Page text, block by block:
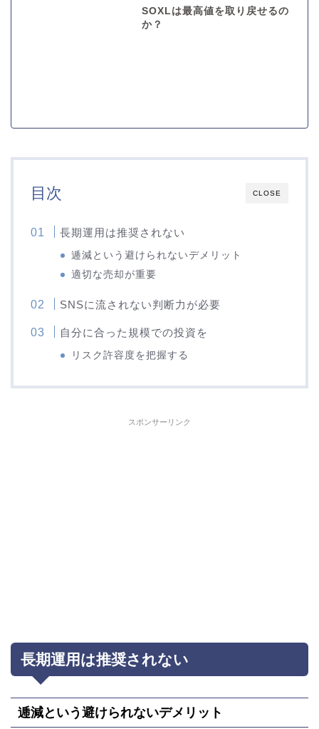
SOXLは最高値を取り戻せるの
か？
CLOSE
目次
長期運用は推奨されない
逓減という避けられないデメリット
適切な売却が重要
SNSに流されない判断力が必要
自分に合った規模での投資を
リスク許容度を把握する
スポンサーリンク
長期運用は推奨されない
逓減という避けられないデメリット